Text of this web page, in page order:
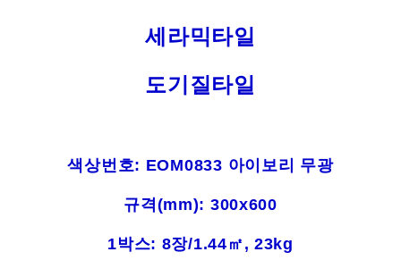
세라믹타일
도기질타일
색상번호: EOM0833 아이보리 무광
규격(mm): 300x600
1박스: 8장/1.44㎡, 23kg